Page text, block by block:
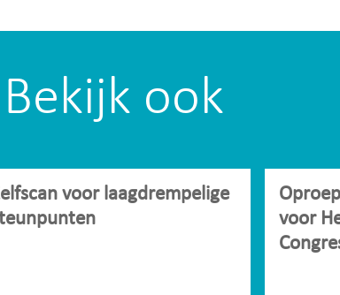
Bekijk ook
voor laagdrempelige
voor